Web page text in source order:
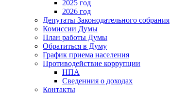
2025 год
2026 год
Депутаты Законодательного собрания
Комиссии Думы
План работы Думы
Обратиться в Думу
График приема населения
Противодействие коррупции
НПА
Сведенния о доходах
Контакты